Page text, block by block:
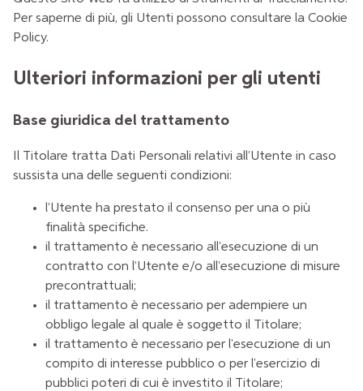
Per saperne di più, gli Utenti possono consultare la Cookie
Policy.
Ulteriori informazioni per gli utenti
Base giuridica del trattamento
Il Titolare tratta Dati Personali relativi all’Utente in caso
sussista una delle seguenti condizioni:
l’Utente ha prestato il consenso per una o più
finalità specifiche.
il trattamento è necessario all'esecuzione di un
contratto con l’Utente e/o all'esecuzione di misure
precontrattuali;
il trattamento è necessario per adempiere un
obbligo legale al quale è soggetto il Titolare;
il trattamento è necessario per l'esecuzione di un
compito di interesse pubblico o per l'esercizio di
pubblici poteri di cui è investito il Titolare;